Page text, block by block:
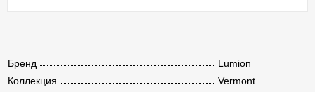
Бренд
Lumion
Коллекция
Vermont